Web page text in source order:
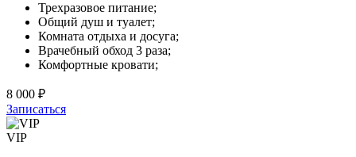
Трехразовое питание;
Общий душ и туалет;
Комната отдыха и досуга;
Врачебный обход 3 раза;
Комфортные кровати;
8 000 ₽
Записаться
VIP